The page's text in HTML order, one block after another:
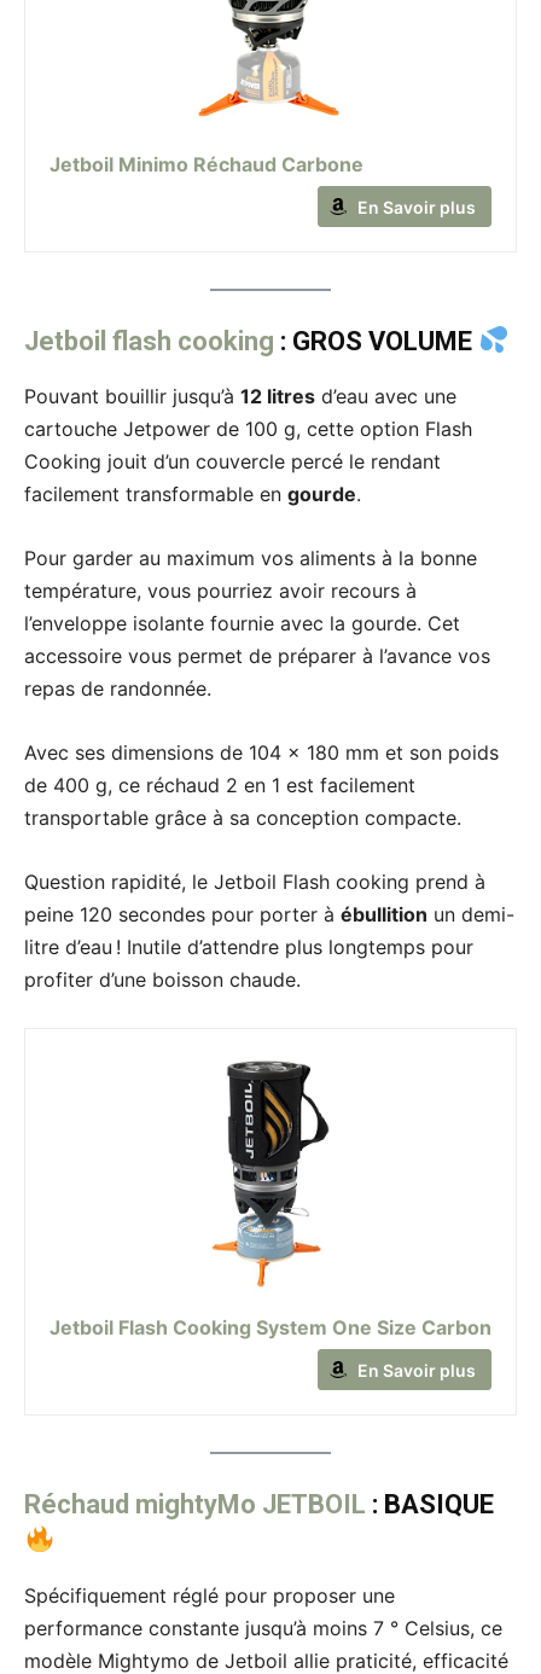
Jetboil Minimo Réchaud Carbone
En Savoir plus
Jetboil flash cooking : GROS VOLUME
Pouvant bouillir jusqu’à 12 litres d’eau avec une
cartouche Jetpower de 100 g, cette option Flash
Cooking jouit d’un couvercle percé le rendant
facilement transformable en gourde.
Pour garder au maximum vos aliments à la bonne
température, vous pourriez avoir recours à
l’enveloppe isolante fournie avec la gourde. Cet
accessoire vous permet de préparer à l’avance vos
repas de randonnée.
Avec ses dimensions de 104 x 180 mm et son poids
de 400 g, ce réchaud 2 en 1 est facilement
transportable grâce à sa conception compacte.
Question rapidité, le Jetboil Flash cooking prend à
peine 120 secondes pour porter à ébullition un demi-
litre d’eau ! Inutile d’attendre plus longtemps pour
profiter d’une boisson chaude.
Jetboil Flash Cooking System One Size Carbon
En Savoir plus
Réchaud mightyMo JETBOIL : BASIQUE
Spécifiquement réglé pour proposer une
performance constante jusqu’à moins 7 ° Celsius, ce
modèle Mightymo de Jetboil allie praticité, efficacité